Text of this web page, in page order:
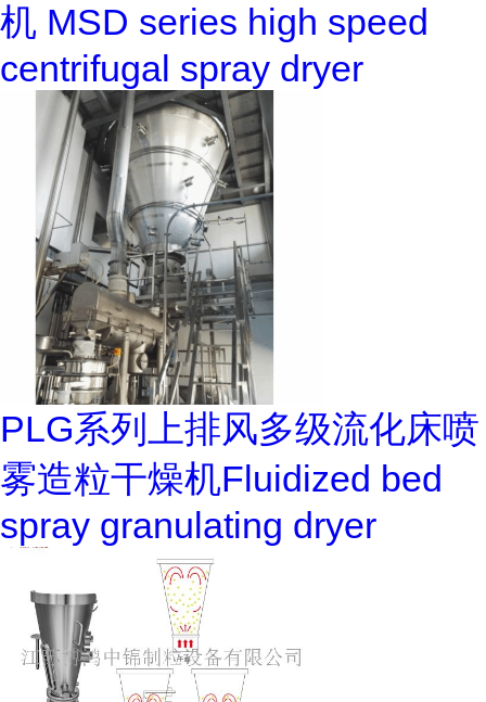
机 MSD series high speed
centrifugal spray dryer
PLG系列上排风多级流化床喷
雾造粒干燥机Fluidized bed
spray granulating dryer